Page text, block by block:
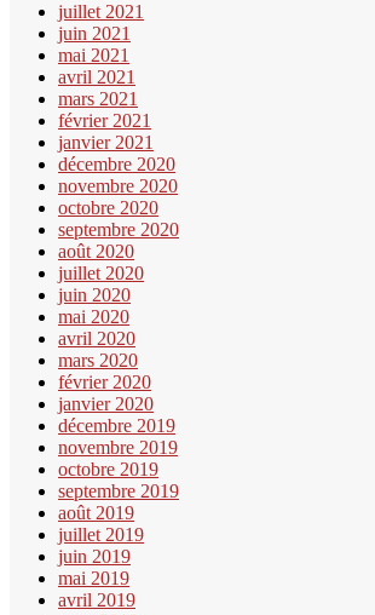
juillet 2021
juin 2021
mai 2021
avril 2021
mars 2021
février 2021
janvier 2021
décembre 2020
novembre 2020
octobre 2020
septembre 2020
août 2020
juillet 2020
juin 2020
mai 2020
avril 2020
mars 2020
février 2020
janvier 2020
décembre 2019
novembre 2019
octobre 2019
septembre 2019
août 2019
juillet 2019
juin 2019
mai 2019
avril 2019